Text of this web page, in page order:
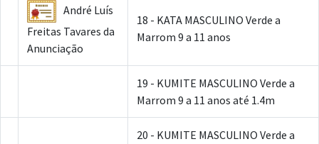
André Luís
Freitas Tavares da
Anunciação
18 - KATA MASCULINO Verde a
Marrom 9 a 11 anos
19 - KUMITE MASCULINO Verde a
Marrom 9 a 11 anos até 1.4m
20 - KUMITE MASCULINO Verde a